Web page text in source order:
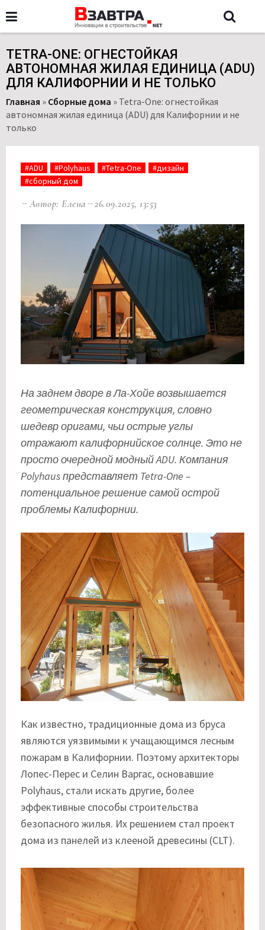
TETRA-ONE: ОГНЕСТОЙКАЯ
АВТОНОМНАЯ ЖИЛАЯ ЕДИНИЦА (ADU)
ДЛЯ КАЛИФОРНИИ И НЕ ТОЛЬКО
Главная » Сборные дома » Tetra-One: огнестойкая
автономная жилая единица (ADU) для Калифорнии и не
только
#ADU #Polyhaus #Tetra-One
#дизайн
#сборный дом
Автор: Елена 26.09.2025, 13:53
На заднем дворе в Ла-Хойе возвышается
геометрическая конструкция, словно
шедевр оригами, чьи острые углы
отражают калифорнийское солнце. Это не
просто очередной модный ADU. Компания
Polyhaus представляет Tetra-One –
потенциальное решение самой острой
проблемы Калифорнии.
Как известно, традиционные дома из бруса
являются уязвимыми к учащающимся лесным
пожарам в Калифорнии. Поэтому архитекторы
Лопес-Перес и Селин Варгас, основавшие
Polyhaus, стали искать другие, более
эффективные способы строительства
безопасного жилья. Их решением стал проект
дома из панелей из клееной древесины (CLT).